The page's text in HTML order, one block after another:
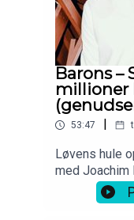
Barons –
millioner
53:47 |
Løvens hule
med Joachim
sælge
Shaping New